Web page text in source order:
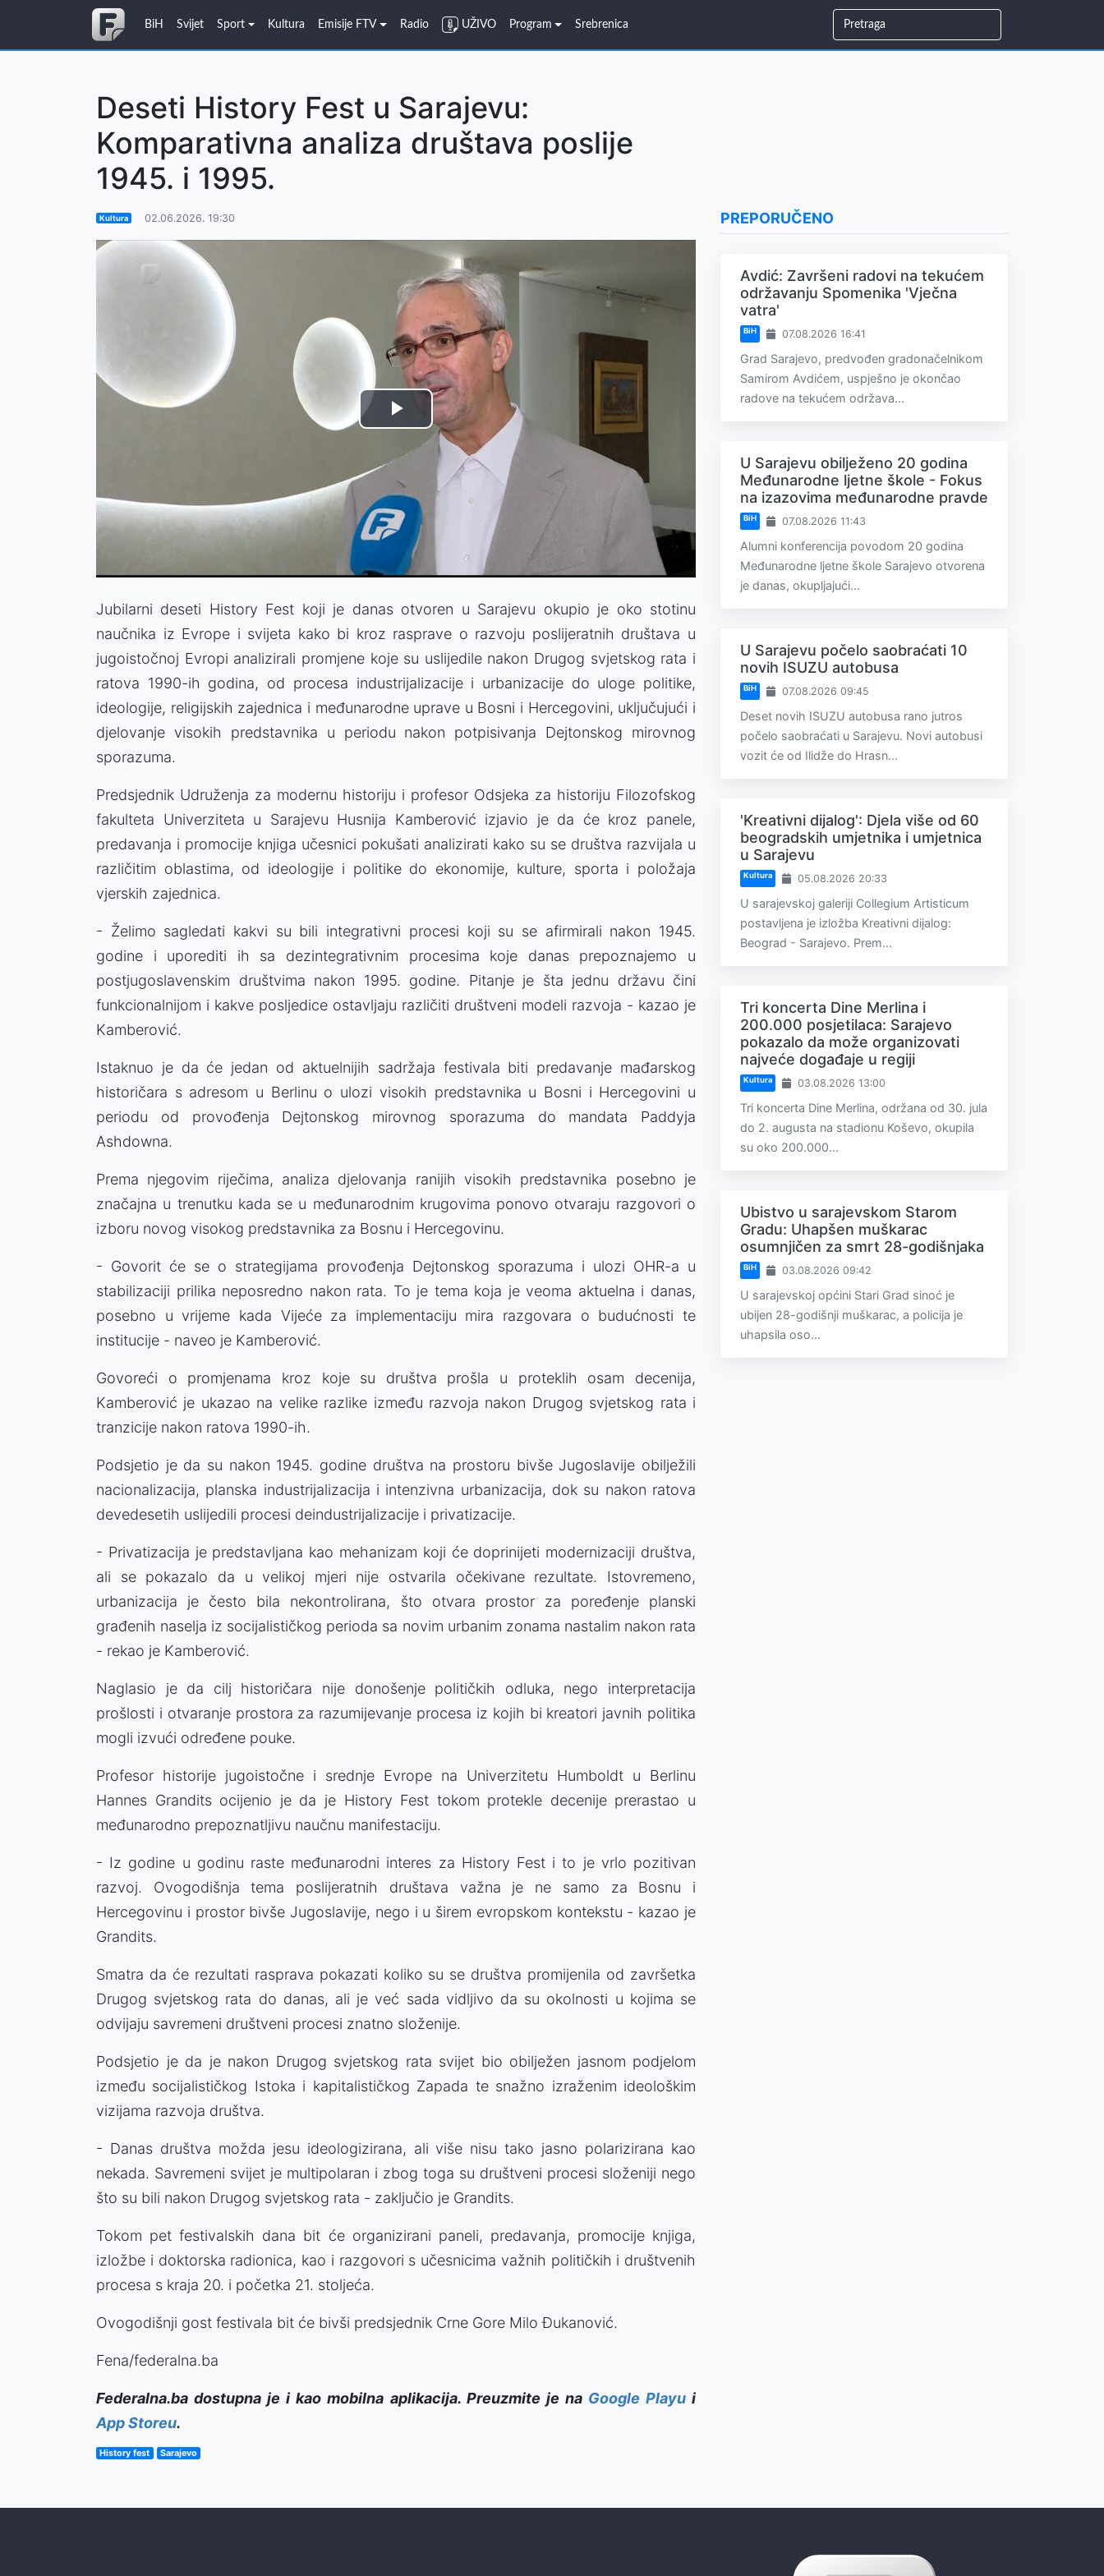
BiH Svijet Sport Kultura Emisije FTV Radio UŽIVO Program Srebrenica
Deseti History Fest u Sarajevu:
Komparativna analiza društava poslije
1945. i 1995.
Kultura 02.06.2026. 19:30
Play
Video
Jubilarni deseti History Fest koji je danas otvoren u Sarajevu okupio je oko stotinu
naučnika iz Evrope i svijeta kako bi kroz rasprave o razvoju poslijeratnih društava u
jugoistočnoj Evropi analizirali promjene koje su uslijedile nakon Drugog svjetskog rata i
ratova 1990-ih godina, od procesa industrijalizacije i urbanizacije do uloge politike,
ideologije, religijskih zajednica i međunarodne uprave u Bosni i Hercegovini, uključujući i
djelovanje visokih predstavnika u periodu nakon potpisivanja Dejtonskog mirovnog
sporazuma.
Predsjednik Udruženja za modernu historiju i profesor Odsjeka za historiju Filozofskog
fakulteta Univerziteta u Sarajevu Husnija Kamberović izjavio je da će kroz panele,
predavanja i promocije knjiga učesnici pokušati analizirati kako su se društva razvijala u
različitim oblastima, od ideologije i politike do ekonomije, kulture, sporta i položaja
vjerskih zajednica.
- Želimo sagledati kakvi su bili integrativni procesi koji su se afirmirali nakon 1945.
godine i uporediti ih sa dezintegrativnim procesima koje danas prepoznajemo u
postjugoslavenskim društvima nakon 1995. godine. Pitanje je šta jednu državu čini
funkcionalnijom i kakve posljedice ostavljaju različiti društveni modeli razvoja - kazao je
Kamberović.
Istaknuo je da će jedan od aktuelnijih sadržaja festivala biti predavanje mađarskog
historičara s adresom u Berlinu o ulozi visokih predstavnika u Bosni i Hercegovini u
periodu od provođenja Dejtonskog mirovnog sporazuma do mandata Paddyja
Ashdowna.
Prema njegovim riječima, analiza djelovanja ranijih visokih predstavnika posebno je
značajna u trenutku kada se u međunarodnim krugovima ponovo otvaraju razgovori o
izboru novog visokog predstavnika za Bosnu i Hercegovinu.
- Govorit će se o strategijama provođenja Dejtonskog sporazuma i ulozi OHR-a u
stabilizaciji prilika neposredno nakon rata. To je tema koja je veoma aktuelna i danas,
posebno u vrijeme kada Vijeće za implementaciju mira razgovara o budućnosti te
institucije - naveo je Kamberović.
Govoreći o promjenama kroz koje su društva prošla u proteklih osam decenija,
Kamberović je ukazao na velike razlike između razvoja nakon Drugog svjetskog rata i
tranzicije nakon ratova 1990-ih.
Podsjetio je da su nakon 1945. godine društva na prostoru bivše Jugoslavije obilježili
nacionalizacija, planska industrijalizacija i intenzivna urbanizacija, dok su nakon ratova
devedesetih uslijedili procesi deindustrijalizacije i privatizacije.
- Privatizacija je predstavljana kao mehanizam koji će doprinijeti modernizaciji društva,
ali se pokazalo da u velikoj mjeri nije ostvarila očekivane rezultate. Istovremeno,
urbanizacija je često bila nekontrolirana, što otvara prostor za poređenje planski
građenih naselja iz socijalističkog perioda sa novim urbanim zonama nastalim nakon rata
- rekao je Kamberović.
Naglasio je da cilj historičara nije donošenje političkih odluka, nego interpretacija
prošlosti i otvaranje prostora za razumijevanje procesa iz kojih bi kreatori javnih politika
mogli izvući određene pouke.
Profesor historije jugoistočne i srednje Evrope na Univerzitetu Humboldt u Berlinu
Hannes Grandits ocijenio je da je History Fest tokom protekle decenije prerastao u
međunarodno prepoznatljivu naučnu manifestaciju.
- Iz godine u godinu raste međunarodni interes za History Fest i to je vrlo pozitivan
razvoj. Ovogodišnja tema poslijeratnih društava važna je ne samo za Bosnu i
Hercegovinu i prostor bivše Jugoslavije, nego i u širem evropskom kontekstu - kazao je
Grandits.
Smatra da će rezultati rasprava pokazati koliko su se društva promijenila od završetka
Drugog svjetskog rata do danas, ali je već sada vidljivo da su okolnosti u kojima se
odvijaju savremeni društveni procesi znatno složenije.
Podsjetio je da je nakon Drugog svjetskog rata svijet bio obilježen jasnom podjelom
između socijalističkog Istoka i kapitalističkog Zapada te snažno izraženim ideološkim
vizijama razvoja društva.
- Danas društva možda jesu ideologizirana, ali više nisu tako jasno polarizirana kao
nekada. Savremeni svijet je multipolaran i zbog toga su društveni procesi složeniji nego
što su bili nakon Drugog svjetskog rata - zaključio je Grandits.
Tokom pet festivalskih dana bit će organizirani paneli, predavanja, promocije knjiga,
izložbe i doktorska radionica, kao i razgovori s učesnicima važnih političkih i društvenih
procesa s kraja 20. i početka 21. stoljeća.
Ovogodišnji gost festivala bit će bivši predsjednik Crne Gore Milo Đukanović.
Fena/federalna.ba
Federalna.ba dostupna je i kao mobilna aplikacija. Preuzmite je na Google Playui
App Storeu.
History fest Sarajevo
PREPORUČENO
Avdić: Završeni radovi na tekućem
održavanju Spomenika 'Vječna
vatra'
BiH 07.08.2026 16:41
Grad Sarajevo, predvođen gradonačelnikom
Samirom Avdićem, uspješno je okončao
radove na tekućem održava...
U Sarajevu obilježeno 20 godina
Međunarodne ljetne škole - Fokus
na izazovima međunarodne pravde
BiH 07.08.2026 11:43
Alumni konferencija povodom 20 godina
Međunarodne ljetne škole Sarajevo otvorena
je danas, okupljajući...
U Sarajevu počelo saobraćati 10
novih ISUZU autobusa
BiH 07.08.2026 09:45
Deset novih ISUZU autobusa rano jutros
počelo saobraćati u Sarajevu. Novi autobusi
vozit će od Ilidže do Hrasn...
'Kreativni dijalog': Djela više od 60
beogradskih umjetnika i umjetnica
u Sarajevu
Kultura 05.08.2026 20:33
U sarajevskoj galeriji Collegium Artisticum
postavljena je izložba Kreativni dijalog:
Beograd - Sarajevo. Prem...
Tri koncerta Dine Merlina i
200.000 posjetilaca: Sarajevo
pokazalo da može organizovati
najveće događaje u regiji
Kultura 03.08.2026 13:00
Tri koncerta Dine Merlina, održana od 30. jula
do 2. augusta na stadionu Koševo, okupila
su oko 200.000...
Ubistvo u sarajevskom Starom
Gradu: Uhapšen muškarac
osumnjičen za smrt 28-godišnjaka
BiH 03.08.2026 09:42
U sarajevskoj općini Stari Grad sinoć je
ubijen 28-godišnji muškarac, a policija je
uhapsila oso...